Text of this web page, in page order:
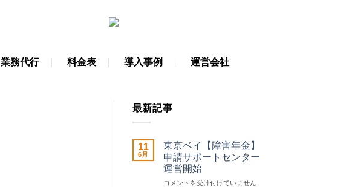
業務代行 料金表 導入事例 運営会社
最新記事
11
6月
東京ベイ【障害年金】
申請サポートセンター
運営開始
東
コメントを受け付けていません